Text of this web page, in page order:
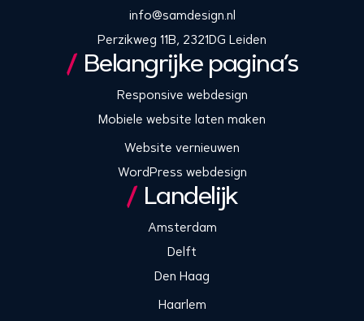
info@samdesign.nl
Perzikweg 11B, 2321DG Leiden
Belangrijke pagina’s
Responsive webdesign
Mobiele website laten maken
Website vernieuwen
WordPress webdesign
Landelijk
Amsterdam
Delft
Den Haag
Haarlem